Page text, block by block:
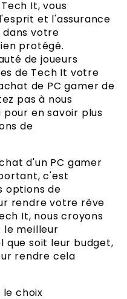
It, vous
et l'assurance
votre
protégé.
de joueurs
de Tech It votre
de PC gamer de
pas à nous
en savoir plus
de
d'un PC gamer
c'est
options de
rendre votre rêve
It, nous croyons
le meilleur
que soit leur budget,
rendre cela
le choix